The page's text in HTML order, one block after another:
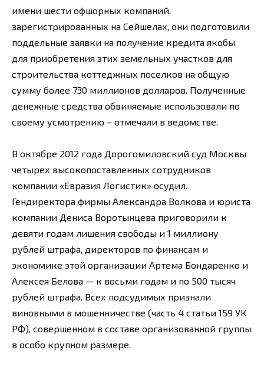
имени шести офшорных компаний,
зарегистрированных на Сейшелах, они подготовили
поддельные заявки на получение кредита якобы
для приобретения этих земельных участков для
строительства коттеджных поселков на общую
сумму более 730 миллионов долларов. Полученные
денежные средства обвиняемые использовали по
своему усмотрению – отмечали в ведомстве.
В октябре 2012 года Дорогомиловский суд Москвы
четырех высокопоставленных сотрудников
компании «Евразия Логистик» осудил.
Гендиректора фирмы Александра Волкова и юриста
компании Дениса Воротынцева приговорили к
девяти годам лишения свободы и 1 миллиону
рублей штрафа, директоров по финансам и
экономике этой организации Артема Бондаренко и
Алексея Белова — к восьми годам и по 500 тысяч
рублей штрафа. Всех подсудимых признали
виновными в мошенничестве (часть 4 статьи 159 УК
РФ), совершенном в составе организованной группы
в особо крупном размере.